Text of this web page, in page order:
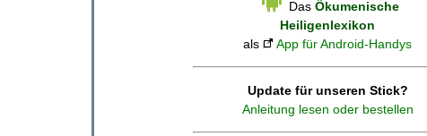
Das Ökumenische
Heiligenlexikon
als
App für Android-Handys
Update für unseren Stick?
Anleitung lesen oder bestellen